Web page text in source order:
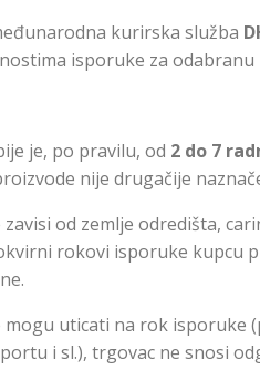
kurirska služba
isporuke za odabranu
je, po pravilu, od 2 do 7
nije drugačije
od zemlje odredišta,
rokovi isporuke kupcu
uticati na rok isporuke
i sl.), trgovac ne snosi